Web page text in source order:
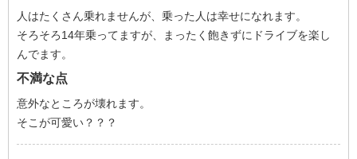
人はたくさん乗れませんが、乗った人は幸せになれます。
そろそろ14年乗ってますが、まったく飽きずにドライブを楽し
んでます。
不満な点
意外なところが壊れます。
そこが可愛い？？？